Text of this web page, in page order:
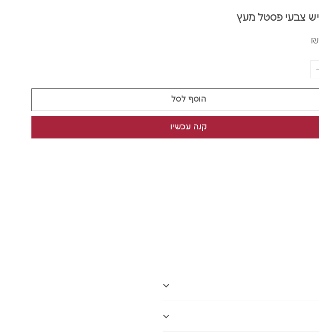
צבעי פסטל מעץ
הוסף לסל
קנה עכשיו